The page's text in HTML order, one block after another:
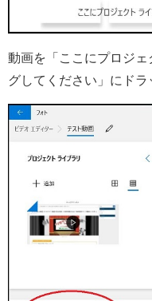
動画を「ここにプロジ
グしてください」にドラ